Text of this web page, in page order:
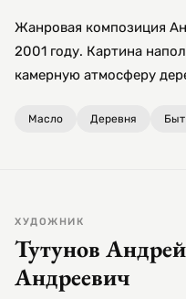
Жанровая композиция
2001 году. Картина
камерную атмосферу
Масло Деревня Быт
ХУДОЖНИК
Тутунов Андрей
Андреевич